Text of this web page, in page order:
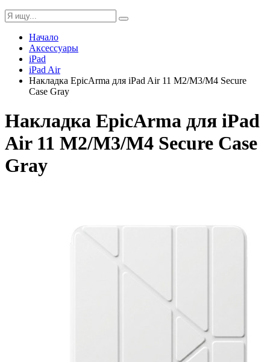
Начало
Аксессуары
iPad
iPad Air
Накладка EpicArma для iPad Air 11 M2/M3/M4 Secure
Case Gray
Накладка EpicArma для iPad
Air 11 M2/M3/M4 Secure Case
Gray